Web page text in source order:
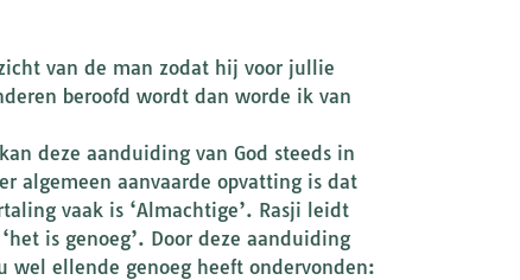
van de man zodat hij voor jullie
beroofd wordt dan worde ik van
deze aanduiding van God steeds in
algemeen aanvaarde opvatting is dat
vaak is ‘Almachtige’. Rasji leidt
is genoeg’. Door deze aanduiding
wel ellende genoeg heeft ondervonden: